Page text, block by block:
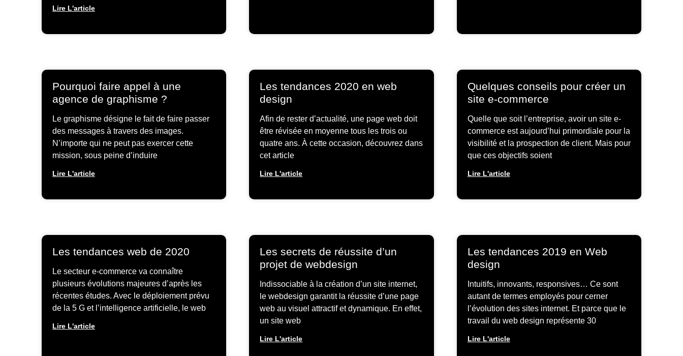
Lire L'article
Pourquoi faire appel à une
agence de graphisme ?
Le graphisme désigne le fait de faire passer
des messages à travers des images.
N’importe qui ne peut pas exercer cette
mission, sous peine d’induire
Lire L'article
Les tendances 2020 en web
design
Afin de rester d’actualité, une page web doit
être révisée en moyenne tous les trois ou
quatre ans. À cette occasion, découvrez dans
cet article
Lire L'article
Quelques conseils pour créer un
site e-commerce
Quelle que soit l’entreprise, avoir un site e-
commerce est aujourd’hui primordiale pour la
visibilité et la prospection de client. Mais pour
que ces objectifs soient
Lire L'article
Les tendances web de 2020
Le secteur e-commerce va connaître
plusieurs évolutions majeures d’après les
récentes études. Avec le déploiement prévu
de la 5 G et l’intelligence artificielle, le web
Lire L'article
Les secrets de réussite d’un
projet de webdesign
Indissociable à la création d’un site internet,
le webdesign garantit la réussite d’une page
web au visuel attractif et dynamique. En effet,
un site web
Lire L'article
Les tendances 2019 en Web
design
Intuitifs, innovants, responsives… Ce sont
autant de termes employés pour cerner
l’évolution des sites internet. Et parce que le
travail du web design représente 30
Lire L'article